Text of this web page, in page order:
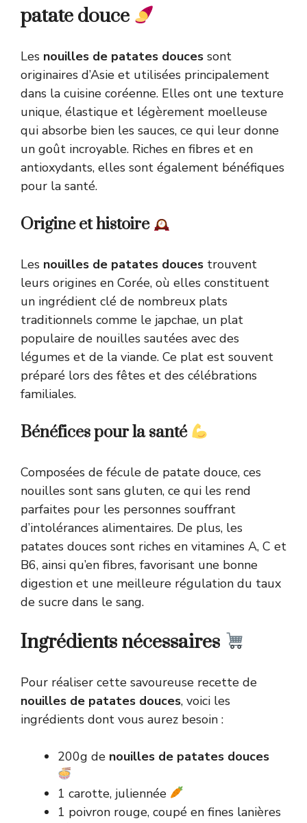
patate douce
Les nouilles de patates douces sont
originaires d’Asie et utilisées principalement
dans la cuisine coréenne. Elles ont une texture
unique, élastique et légèrement moelleuse
qui absorbe bien les sauces, ce qui leur donne
un goût incroyable. Riches en fibres et en
antioxydants, elles sont également bénéfiques
pour la santé.
Origine et histoire
Les nouilles de patates douces trouvent
leurs origines en Corée, où elles constituent
un ingrédient clé de nombreux plats
traditionnels comme le japchae, un plat
populaire de nouilles sautées avec des
légumes et de la viande. Ce plat est souvent
préparé lors des fêtes et des célébrations
familiales.
Bénéfices pour la santé
Composées de fécule de patate douce, ces
nouilles sont sans gluten, ce qui les rend
parfaites pour les personnes souffrant
d’intolérances alimentaires. De plus, les
patates douces sont riches en vitamines A, C et
B6, ainsi qu’en fibres, favorisant une bonne
digestion et une meilleure régulation du taux
de sucre dans le sang.
Ingrédients nécessaires
Pour réaliser cette savoureuse recette de
nouilles de patates douces, voici les
ingrédients dont vous aurez besoin :
200g de nouilles de patates douces
1 carotte, juliennée
1 poivron rouge, coupé en fines lanières